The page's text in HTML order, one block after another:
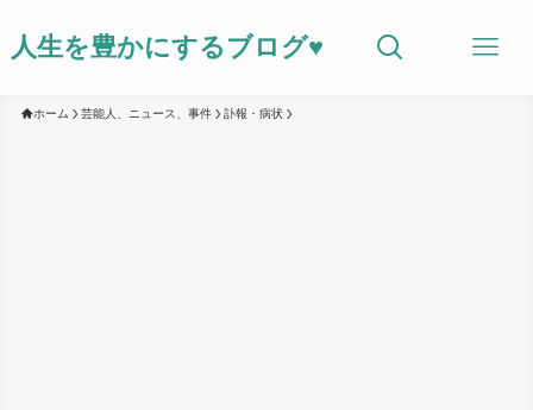
人生を豊かにするブログ♥
ホーム 芸能人、ニュース、事件 訃報・病状